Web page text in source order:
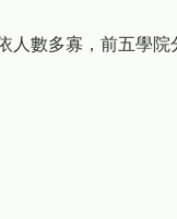
人數多寡，前五學院